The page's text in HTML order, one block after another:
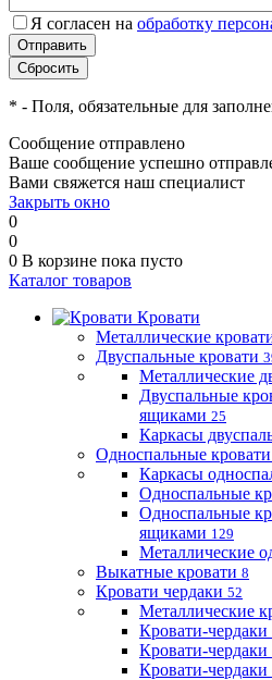
Я согласен на обработку
* - Поля, обязательные для
Сообщение отправлено
Ваше сообщение успешно
Вами свяжется наш специалист
Закрыть окно
0
0
0 В корзине пока пусто
Каталог товаров
Кровати
Металлические
Двуспальные кровати
Металлические
Двуспальные
ящиками 25
Каркасы
Односпальные кровати
Каркасы
Односпальные
Односпальные
ящиками 129
Металлические
Выкатные кровати 8
Кровати чердаки 52
Металлические
Кровати-
Кровати-чердаки
Кровати-